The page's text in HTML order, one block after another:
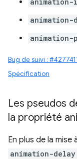
Bug de suivi :
Spécification
Les pseudos
la propriété
En plus de la
animation-delay